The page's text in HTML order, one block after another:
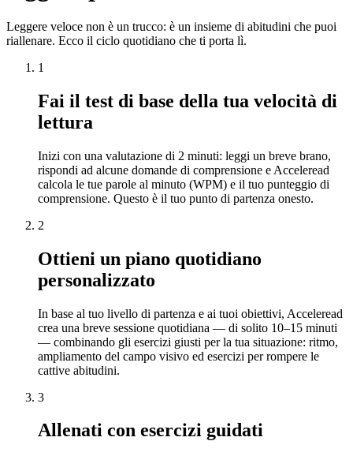
Leggere veloce non è un trucco: è un insieme di abitudini che puoi
riallenare. Ecco il ciclo quotidiano che ti porta lì.
1
Fai il test di base della tua velocità di
lettura
Inizi con una valutazione di 2 minuti: leggi un breve brano,
rispondi ad alcune domande di comprensione e Acceleread
calcola le tue parole al minuto (WPM) e il tuo punteggio di
comprensione. Questo è il tuo punto di partenza onesto.
2
Ottieni un piano quotidiano
personalizzato
In base al tuo livello di partenza e ai tuoi obiettivi, Acceleread
crea una breve sessione quotidiana — di solito 10–15 minuti
— combinando gli esercizi giusti per la tua situazione: ritmo,
ampliamento del campo visivo ed esercizi per rompere le
cattive abitudini.
3
Allenati con esercizi guidati